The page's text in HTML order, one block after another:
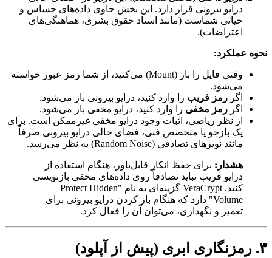
درایو بیرونی قرار دارد. این بخش حاوی داده‌های حساس و
حیاتی شماست (مانند اسناد حقوق بشری، هماهنگی‌های
اعتراضات).
نحوه عملکرد:
وقتی فایل را باز (Mount) می‌کنید، از شما رمز عبور خواسته
می‌شود.
اگر رمز فریب را وارد کنید، درایو بیرونی باز می‌شود.
اگر رمز مخفی را وارد کنید، درایو مخفی باز می‌شود.
از نظر ریاضی، اثبات وجود درایو مخفی غیرممکن است. برای
یک بازجو یا متخصص فنی، فضای خالی درایو بیرونی صرفاً
مانند نویزهای تصادفی (Random Noise) به نظر می‌رسد.
هشدار: برای حفظ انکار قابل‌باور، هنگام استفاده از
درایو فریب نباید تصادفاً روی داده‌های مخفی بازنویسی
کنید. VeraCrypt گزینه‌ای به نام "Protect Hidden
Volume" دارد که هنگام باز کردن درایو بیرونی برای
تعمیر و نگهداری، می‌توان آن را فعال کرد.
۳. رمزنگاری ابری (پیش از آپلود)